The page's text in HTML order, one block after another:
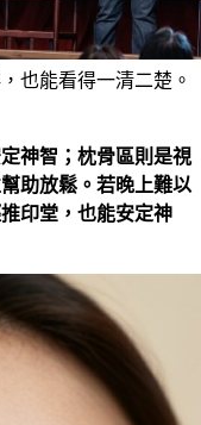
也能看得一清二楚。
神智；枕骨區則是視
助放鬆。若晚上難以
印堂，也能安定神